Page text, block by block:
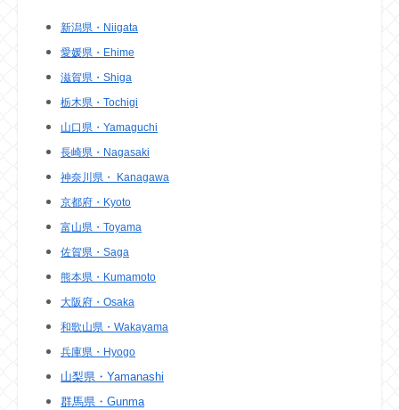
新潟県・Niigata
愛媛県・Ehime
滋賀県・Shiga
栃木県・Tochigi
山口県・Yamaguchi
長崎県・Nagasaki
神奈川県・ Kanagawa
京都府・Kyoto
富山県・Toyama
佐賀県・Saga
熊本県・Kumamoto
大阪府・Osaka
和歌山県・Wakayama
兵庫県・Hyogo
山梨県・Yamanashi
群馬県・Gunma